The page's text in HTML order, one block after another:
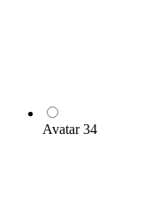
Avatar 34